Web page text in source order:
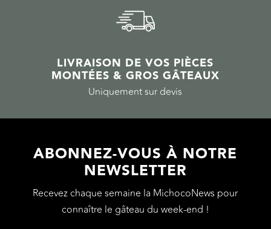
LIVRAISON DE VOS PIÈCES
MONTÉES & GROS GÂTEAUX
Uniquement sur devis
ABONNEZ-VOUS À NOTRE
NEWSLETTER
Recevez chaque semaine la MichocoNews pour
connaître le gâteau du week-end !